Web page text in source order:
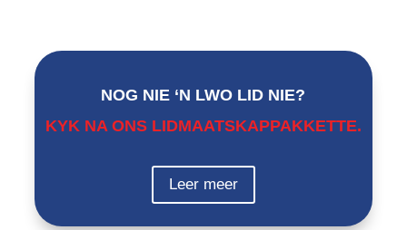
NOG NIE ‘N LWO LID NIE?
KYK NA ONS LIDMAATSKAPPAKKETTE.
Leer meer